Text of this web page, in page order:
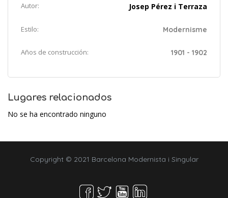
Autor: Josep Pérez i Terraza
Estilo: Modernisme
Años de construcción: 1901 - 1902
Lugares relacionados
No se ha encontrado ninguno
Copyright © 2021 Barcelona Modernista i Singular